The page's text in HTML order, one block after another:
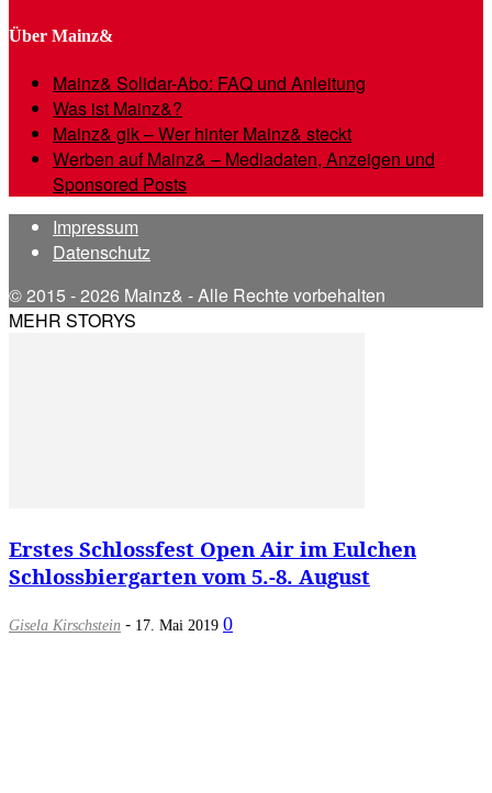
Über Mainz&
Mainz& Solidar-Abo: FAQ und Anleitung
Was ist Mainz&?
Mainz& gik – Wer hinter Mainz& steckt
Werben auf Mainz& – Mediadaten, Anzeigen und
Sponsored Posts
Impressum
Datenschutz
© 2015 - 2026 Mainz& - Alle Rechte vorbehalten
MEHR STORYS
Erstes Schlossfest Open Air im Eulchen
Schlossbiergarten vom 5.-8. August
Gisela Kirschstein - 17. Mai 2019 0